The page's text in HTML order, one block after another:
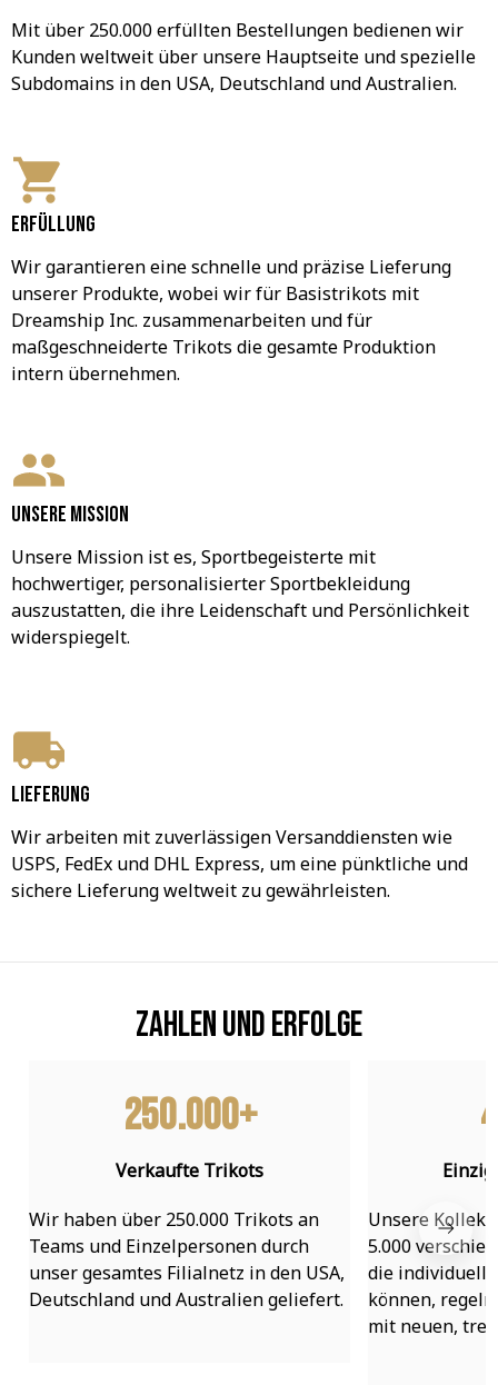
Mit über 250.000 erfüllten Bestellungen bedienen wir
Kunden weltweit über unsere Hauptseite und spezielle
Subdomains in den USA, Deutschland und Australien.
Erfüllung
Wir garantieren eine schnelle und präzise Lieferung
unserer Produkte, wobei wir für Basistrikots mit
Dreamship Inc. zusammenarbeiten und für
maßgeschneiderte Trikots die gesamte Produktion
intern übernehmen.
Unsere Mission
Unsere Mission ist es, Sportbegeisterte mit
hochwertiger, personalisierter Sportbekleidung
auszustatten, die ihre Leidenschaft und Persönlichkeit
widerspiegelt.
Lieferung
Wir arbeiten mit zuverlässigen Versanddiensten wie
USPS, FedEx und DHL Express, um eine pünktliche und
sichere Lieferung weltweit zu gewährleisten.
Zahlen und Erfolge
250.000+
Verkaufte Trikots
Wir haben über 250.000 Trikots an
Teams und Einzelpersonen durch
unser gesamtes Filialnetz in den USA,
Deutschland und Australien geliefert.
Unsere
5.000
die individuell
können,
mit neuen,